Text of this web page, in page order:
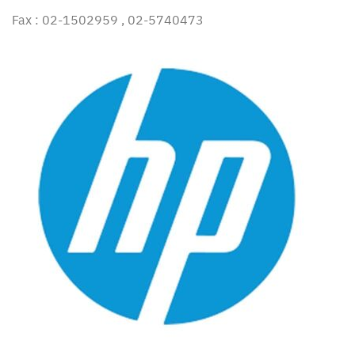
Fax : 02-1502959 , 02-5740473